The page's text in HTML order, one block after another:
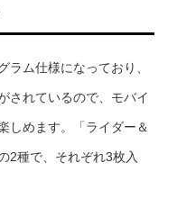
ラム仕様になっており、
されているので、モバイ
しめます。「ライダー＆
2種で、それぞれ3枚入